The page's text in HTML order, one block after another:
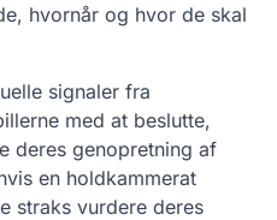
hvornår og hvor de skal
signaler fra
med at beslutte,
deres genopretning af
en holdkammerat
straks vurdere deres